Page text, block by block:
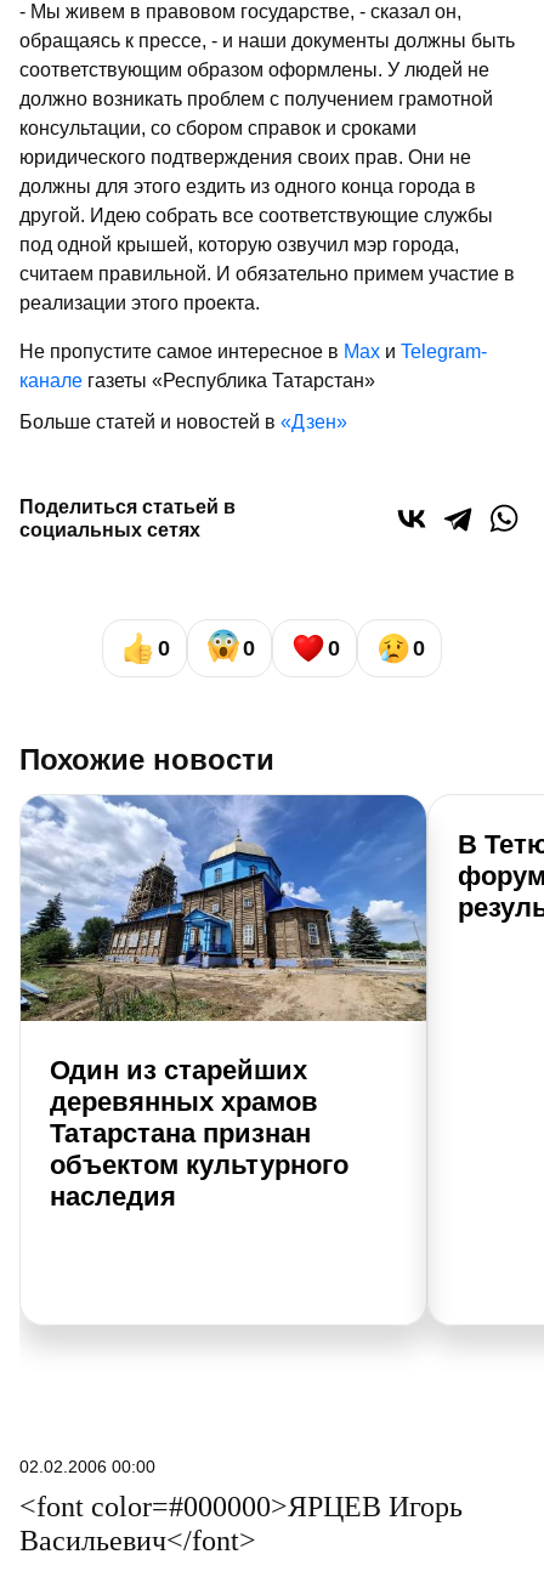
- Мы живем в правовом государстве, - сказал он,
обращаясь к прессе, - и наши документы должны быть
соответствующим образом оформлены. У людей не
должно возникать проблем с получением грамотной
консультации, со сбором справок и сроками
юридического подтверждения своих прав. Они не
должны для этого ездить из одного конца города в
другой. Идею собрать все соответствующие службы
под одной крышей, которую озвучил мэр города,
считаем правильной. И обязательно примем участие в
реализации этого проекта.
Не пропустите самое интересное в Max и Telegram-
канале газеты «Республика Татарстан»
Больше статей и новостей в «Дзен»
Поделиться статьей в
социальных сетях
0 0 0 0
Похожие новости
Один из старейших
деревянных храмов
Татарстана признан
объектом культурного
наследия
В
02.02.2006 00:00
<font color=#000000>ЯРЦЕВ Игорь
Васильевич</font>